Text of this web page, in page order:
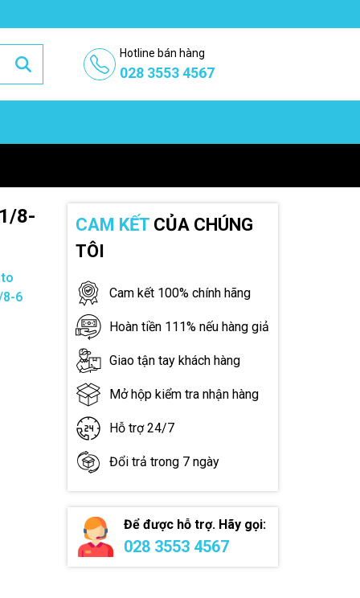
Hotline bán hàng
028 3553 4567
8-
8-6
CAM KẾTCỦA CHÚNG
TÔI
Cam kết 100% chính hãng
Hoàn tiền 111% nếu hàng giả
Giao tận tay khách hàng
Mở hộp kiểm tra nhận hàng
Hỗ trợ 24/7
Đổi trả trong 7 ngày
Để được hỗ trợ. Hãy gọi:
028 3553 4567